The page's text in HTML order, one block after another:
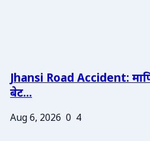
Jhansi Road Accident:
बेट...
Aug 6, 2026 0 4